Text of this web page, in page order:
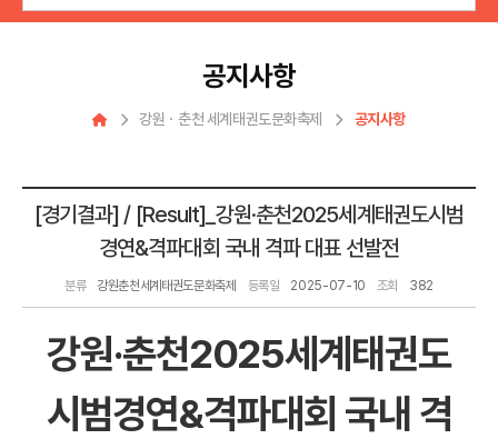
공지사항
강원ㆍ춘천 세계태권도문화축제 공지사항
[경기결과] / [Result]_강원·춘천2025세계태권도시범
경연&격파대회 국내 격파 대표 선발전
분류 강원춘천세계태권도문화축제 등록일 2025-07-10 조회 382
강원·춘천2025세계태권도
시범경연&격파대회 국내 격